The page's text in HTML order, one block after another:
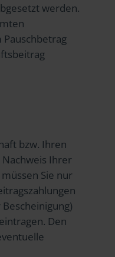
werden.
bzw. Ihren
Ihrer
Sie nur
Den